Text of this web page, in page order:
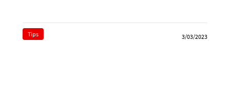
Tips 3/03/2023